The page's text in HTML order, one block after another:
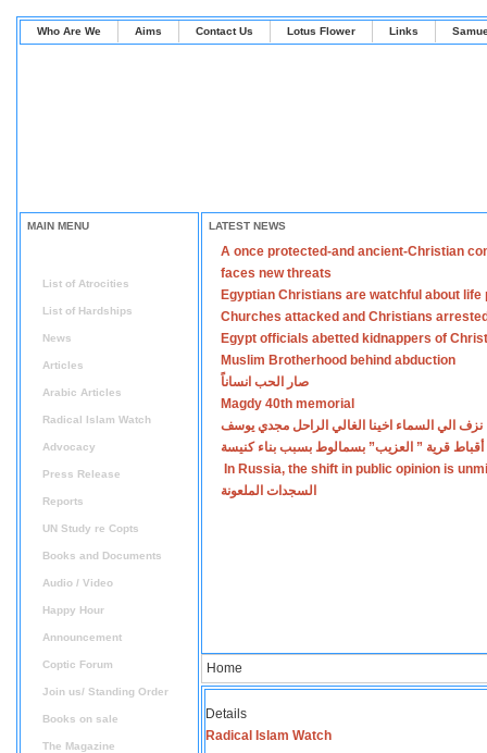
Who Are We Aims Contact Us Lotus Flower Links
MAIN MENU
List of Atrocities
List of Hardships
News
Articles
Arabic Articles
Radical Islam Watch
Advocacy
Press Release
Reports
UN Study re Copts
Books and Documents
Audio / Video
Happy Hour
Announcement
Coptic Forum
Join us/ Standing Order
Books on sale
The Magazine
LATEST NEWS
A once protected-and ancient-Christian
faces new threats
Egyptian Christians are watchful about life
Churches attacked and Christians
Egypt officials abetted kidnappers of
Muslim Brotherhood behind abduction
صار الحب انساناً
Magdy 40th memorial
نزف الي السماء اخينا الغالي الراحل مجدي يوسف
أقباط قرية ” العزيب” بسمالوط بسبب بناء كنيسة
In Russia, the shift in public opinion is
السجدات الملعونة
Home
Details
Radical Islam Watch